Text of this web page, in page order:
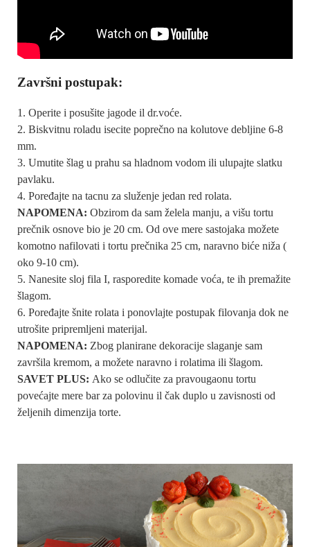
Završni postupak:
Operite i posušite jagode il dr.voće.
Biskvitnu roladu isecite poprečno na kolutove debljine 6-8
mm.
Umutite šlag u prahu sa hladnom vodom ili ulupajte slatku
pavlaku.
Poređajte na tacnu za služenje jedan red rolata.
NAPOMENA: Obzirom da sam želela manju, a višu tortu
prečnik osnove bio je 20 cm. Od ove mere sastojaka možete
komotno nafilovati i tortu prečnika 25 cm, naravno biće niža (
oko 9-10 cm).
Nanesite sloj fila I, rasporedite komade voća, te ih premažite
šlagom.
Poređajte šnite rolata i ponovlajte postupak filovanja dok ne
utrošite pripremljeni materijal.
NAPOMENA: Zbog planirane dekoracije slaganje sam
završila kremom, a možete naravno i rolatima ili šlagom.
SAVET PLUS: Ako se odlučite za pravougaonu tortu
povećajte mere bar za polovinu il čak duplo u zavisnosti od
željenih dimenzija torte.